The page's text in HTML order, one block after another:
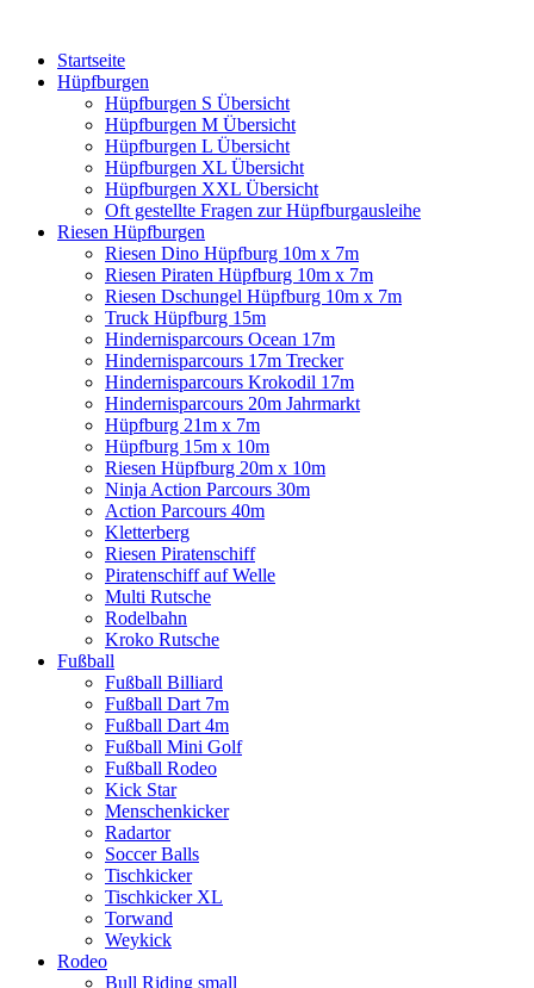
Startseite
Hüpfburgen
Hüpfburgen S Übersicht
Hüpfburgen M Übersicht
Hüpfburgen L Übersicht
Hüpfburgen XL Übersicht
Hüpfburgen XXL Übersicht
Oft gestellte Fragen zur Hüpfburgausleihe
Riesen Hüpfburgen
Riesen Dino Hüpfburg 10m x 7m
Riesen Piraten Hüpfburg 10m x 7m
Riesen Dschungel Hüpfburg 10m x 7m
Truck Hüpfburg 15m
Hindernisparcours Ocean 17m
Hindernisparcours 17m Trecker
Hindernisparcours Krokodil 17m
Hindernisparcours 20m Jahrmarkt
Hüpfburg 21m x 7m
Hüpfburg 15m x 10m
Riesen Hüpfburg 20m x 10m
Ninja Action Parcours 30m
Action Parcours 40m
Kletterberg
Riesen Piratenschiff
Piratenschiff auf Welle
Multi Rutsche
Rodelbahn
Kroko Rutsche
Fußball
Fußball Billiard
Fußball Dart 7m
Fußball Dart 4m
Fußball Mini Golf
Fußball Rodeo
Kick Star
Menschenkicker
Radartor
Soccer Balls
Tischkicker
Tischkicker XL
Torwand
Weykick
Rodeo
Bull Riding small